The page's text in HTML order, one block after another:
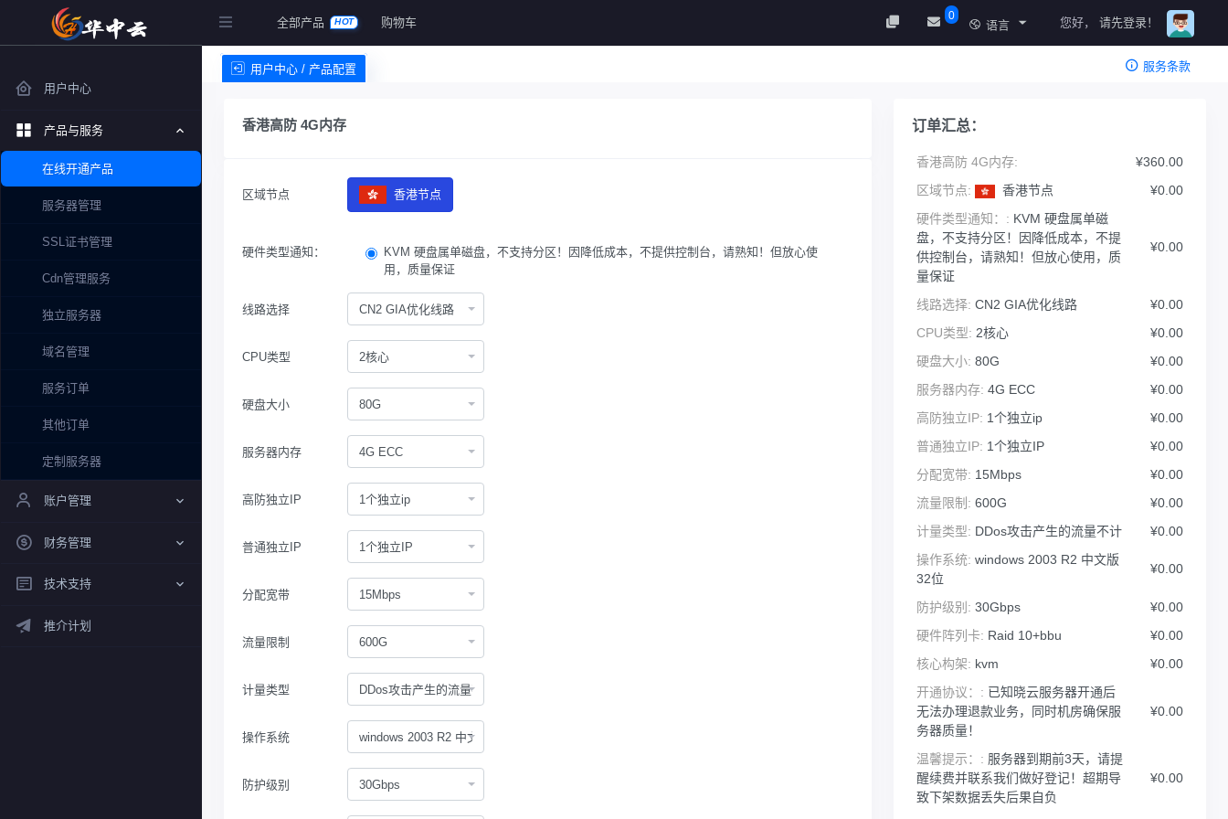
全部产品 HOT 购物车 0
语言 您好， 请先登录！
用户中心 / 产品配置
服务条款
用户中心
产品与服务
在线开通产品
服务器管理
SSL证书管理
Cdn管理服务
独立服务器
域名管理
服务订单
其他订单
定制服务器
账户管理
财务管理
技术支持
推介计划
香港高防 4G内存
区域节点 香港节点
硬件类型通知：
KVM 硬盘属单磁盘，不支持分区！因降低成本，不提供控制台，请熟知！但放心使
用，质量保证
线路选择 CN2 GIA优化线路
CPU类型 2核心
硬盘大小 80G
服务器内存 4G ECC
高防独立IP 1个独立ip
普通独立IP 1个独立IP
分配宽带 15Mbps
流量限制 600G
计量类型 DDos攻击产生的流量不计
操作系统 windows 2003 R2 中文版 32位
防护级别 30Gbps
订单汇总：
香港高防 4G内存:
¥360.00
区域节点:
香港节点
¥0.00
硬件类型通知：: KVM 硬盘属单磁
盘，不支持分区！因降低成本，不提
供控制台，请熟知！但放心使用，质
量保证
¥0.00
线路选择: CN2 GIA优化线路
¥0.00
CPU类型: 2核心
¥0.00
硬盘大小: 80G
¥0.00
服务器内存: 4G ECC
¥0.00
高防独立IP: 1个独立ip
¥0.00
普通独立IP: 1个独立IP
¥0.00
分配宽带: 15Mbps
¥0.00
流量限制: 600G
¥0.00
计量类型: DDos攻击产生的流量不计
¥0.00
操作系统: windows 2003 R2 中文版
32位
¥0.00
防护级别: 30Gbps
¥0.00
硬件阵列卡: Raid 10+bbu
¥0.00
核心构架: kvm
¥0.00
开通协议：: 已知晓云服务器开通后
无法办理退款业务，同时机房确保服
务器质量！
¥0.00
温馨提示：: 服务器到期前3天，请提
醒续费并联系我们做好登记！超期导
致下架数据丢失后果自负
¥0.00